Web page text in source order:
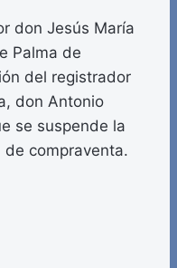
don Jesús María
Palma de
del registrador
don Antonio
se suspende la
compraventa.